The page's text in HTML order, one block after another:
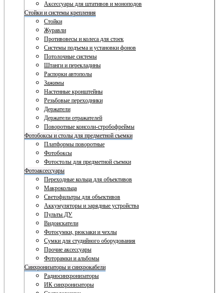
Аксессуары для штативов и моноподов
Стойки и системы крепления
Стойки
Журавли
Противовесы и колеса для стоек
Системы подъема и установки фонов
Потолочные системы
Штанги и перекладины
Распорки автополы
Зажимы
Настенные кронштейны
Резьбовые переходники
Держатели
Держатели отражателей
Поворотные консоли-стробофреймы
Фотобоксы и столы для предметной съемки
Платформы поворотные
Фотобоксы
Фотостолы для предметной съемки
Фотоаксессуары
Переходные кольца для объективов
Макрокольца
Светофильтры для объективов
Аккумуляторы и зарядные устройства
Пульты ДУ
Видоискатели
Фотосумки, рюкзаки и чехлы
Сумки для студийного оборудования
Прочие аксессуары
Фоторамки и альбомы
Синхронизаторы и синхрокабели
Радиосинхронизаторы
ИК синхронизаторы